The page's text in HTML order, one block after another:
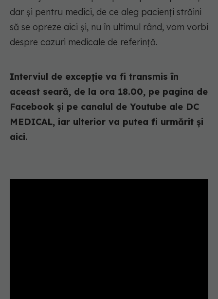
dar și pentru medici, de ce aleg pacienți străini
să se opreze aici și, nu în ultimul rând, vom vorbi
despre cazuri medicale de referință.
Interviul de excepție va fi transmis în
aceast seară, de la ora 18.00, pe pagina de
Facebook și pe canalul de Youtube ale DC
MEDICAL, iar ulterior va putea fi urmărit și
aici.